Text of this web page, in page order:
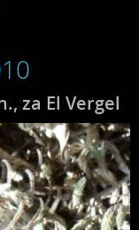
za El Vergel